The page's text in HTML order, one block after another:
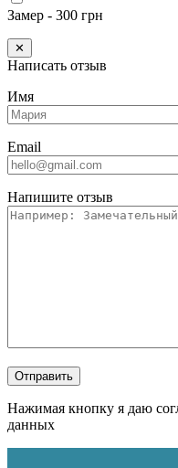
Замер - 300 грн
✕
Написать отзыв
Имя
Email
Напишите отзыв
Отправить
Нажимая кнопку я даю
данных